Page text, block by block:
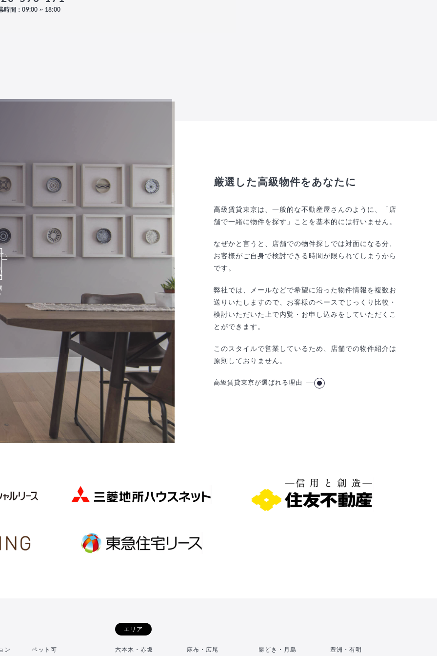
時間：09:00 ~ 18:00
厳選した高級物件をあなたに
高級賃貸東京は、一般的な不動産屋さんのように、「店
舗で一緒に物件を探す」ことを基本的には行いません。
なぜかと言うと、店舗での物件探しでは対面になる分、
お客様がご自身で検討できる時間が限られてしまうから
です。
弊社では、メールなどで希望に沿った物件情報を複数お
送りいたしますので、お客様のペースでじっくり比較・
検討いただいた上で内覧・お申し込みをしていただくこ
とができます。
このスタイルで営業しているため、店舗での物件紹介は
原則しておりません。
高級賃貸東京が選ばれる理由
ン ペット可
エリア
六本木・赤坂 麻布・広尾 勝どき・月島 豊洲・有明